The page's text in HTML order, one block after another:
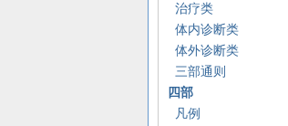
治疗类
体内诊断类
体外诊断类
三部通则
四部
凡例